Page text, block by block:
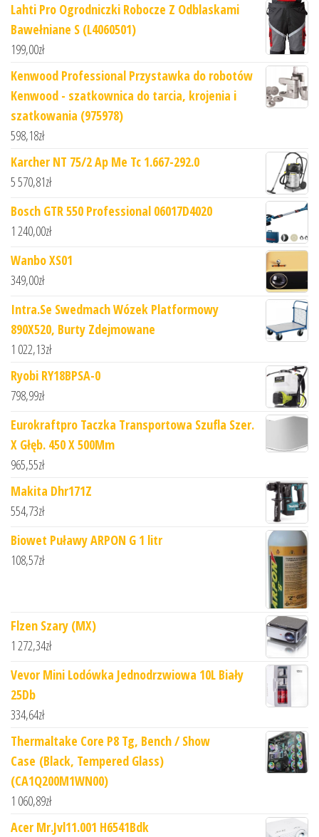
Lahti Pro Ogrodniczki Robocze Z Odblaskami
Bawełniane S (L4060501)
199,00zł
Kenwood Professional Przystawka do robotów
Kenwood - szatkownica do tarcia, krojenia i
szatkowania (975978)
598,18zł
Karcher NT 75/2 Ap Me Tc 1.667-292.0
5 570,81zł
Bosch GTR 550 Professional 06017D4020
1 240,00zł
Wanbo XS01
349,00zł
Intra.Se Swedmach Wózek Platformowy
890X520, Burty Zdejmowane
1 022,13zł
Ryobi RY18BPSA-0
798,99zł
Eurokraftpro Taczka Transportowa Szufla Szer.
X Głęb. 450 X 500Mm
965,55zł
Makita Dhr171Z
554,73zł
Biowet Puławy ARPON G 1 litr
108,57zł
Flzen Szary (MX)
1 272,34zł
Vevor Mini Lodówka Jednodrzwiowa 10L Biały
25Db
334,64zł
Thermaltake Core P8 Tg, Bench / Show
Case (Black, Tempered Glass)
(CA1Q200M1WN00)
1 060,89zł
Acer Mr.Jvl11.001 H6541Bdk